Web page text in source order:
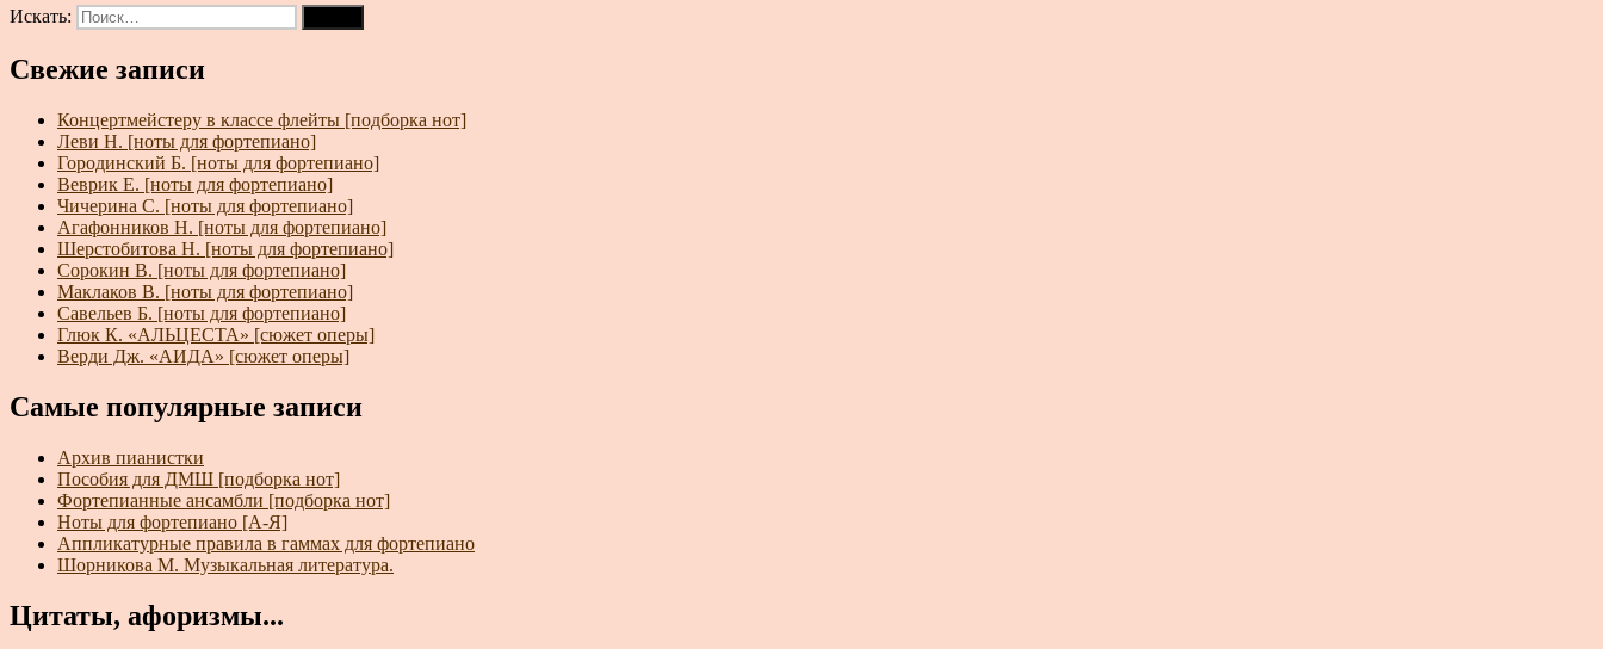
Искать:
Свежие записи
Концертмейстеру в классе флейты [подборка нот]
Леви Н. [ноты для фортепиано]
Городинский Б. [ноты для фортепиано]
Веврик Е. [ноты для фортепиано]
Чичерина С. [ноты для фортепиано]
Агафонников Н. [ноты для фортепиано]
Шерстобитова Н. [ноты для фортепиано]
Сорокин В. [ноты для фортепиано]
Маклаков В. [ноты для фортепиано]
Савельев Б. [ноты для фортепиано]
Глюк К. «АЛЬЦЕСТА» [сюжет оперы]
Верди Дж. «АИДА» [сюжет оперы]
Самые популярные записи
Архив пианистки
Пособия для ДМШ [подборка нот]
Фортепианные ансамбли [подборка нот]
Ноты для фортепиано [А-Я]
Аппликатурные правила в гаммах для фортепиано
Шорникова М. Музыкальная литература.
Цитаты, афоризмы...